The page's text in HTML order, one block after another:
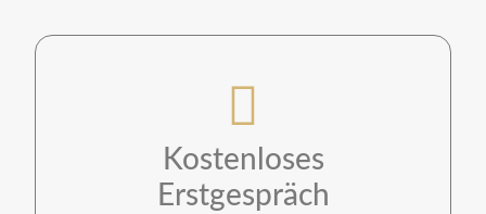
Kostenloses
Erstgespräch